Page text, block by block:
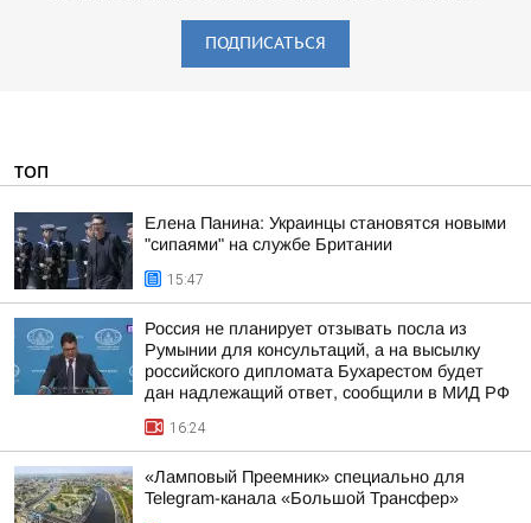
ПОДПИСАТЬСЯ
ТОП
Елена Панина: Украинцы становятся новыми
"сипаями" на службе Британии
15:47
Россия не планирует отзывать посла из
Румынии для консультаций, а на высылку
российского дипломата Бухарестом будет
дан надлежащий ответ, сообщили в МИД РФ
16:24
«Ламповый Преемник» специально для
Telegram-канала «Большой Трансфер»